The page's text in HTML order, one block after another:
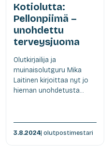
Kotiolutta:
Pellonpiimä –
unohdettu
terveysjuoma
Olutkirjailija ja
muinaisolutguru Mika
Laitinen kirjoittaa nyt jo
hieman unohdetusta...
3.8.2024| olutpostimestari